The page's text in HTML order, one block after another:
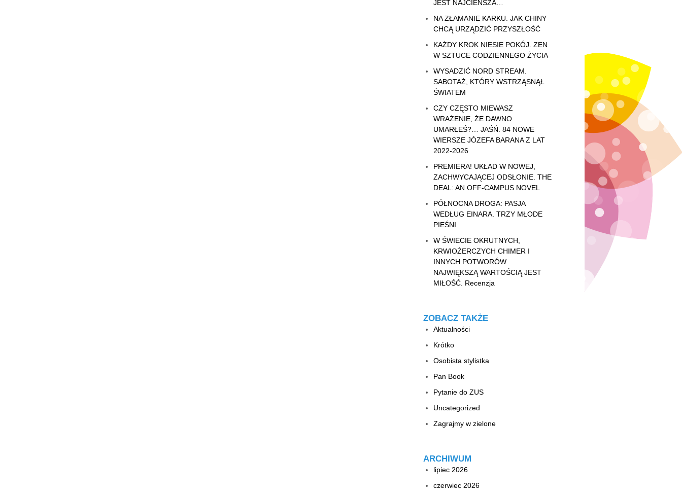
JEST NAJCIEŃSZA…
NA ZŁAMANIE KARKU. JAK CHINY
CHCĄ URZĄDZIĆ PRZYSZŁOŚĆ
KAŻDY KROK NIESIE POKÓJ. ZEN
W SZTUCE CODZIENNEGO ŻYCIA
WYSADZIĆ NORD STREAM.
SABOTAŻ, KTÓRY WSTRZĄSNĄŁ
ŚWIATEM
CZY CZĘSTO MIEWASZ
WRAŻENIE, ŻE DAWNO
UMARŁEŚ?… JAŚŃ. 84 NOWE
WIERSZE JÓZEFA BARANA Z LAT
2022-2026
PREMIERA! UKŁAD W NOWEJ,
ZACHWYCAJĄCEJ ODSŁONIE. THE
DEAL: AN OFF-CAMPUS NOVEL
PÓŁNOCNA DROGA: PASJA
WEDŁUG EINARA. TRZY MŁODE
PIEŚNI
W ŚWIECIE OKRUTNYCH,
KRWIOŻERCZYCH CHIMER I
INNYCH POTWORÓW
NAJWIĘKSZĄ WARTOŚCIĄ JEST
MIŁOŚĆ. Recenzja
ZOBACZ TAKŻE
Aktualności
Krótko
Osobista stylistka
Pan Book
Pytanie do ZUS
Uncategorized
Zagrajmy w zielone
ARCHIWUM
lipiec 2026
czerwiec 2026